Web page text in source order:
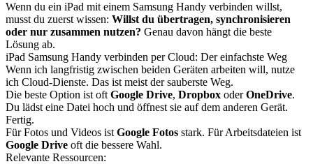
Wenn du ein iPad mit einem Samsung Handy verbinden willst,
musst du zuerst wissen: Willst du übertragen, synchronisieren
oder nur zusammen nutzen? Genau davon hängt die beste
Lösung ab.
iPad Samsung Handy verbinden per Cloud: Der einfachste Weg
Wenn ich langfristig zwischen beiden Geräten arbeiten will, nutze
ich Cloud-Dienste. Das ist meist der sauberste Weg.
Die beste Option ist oft Google Drive, Dropbox oderOneDrive.
Du lädst eine Datei hoch und öffnest sie auf dem anderen Gerät.
Fertig.
Für Fotos und Videos ist Google Fotos stark. Für Arbeitsdateien ist
Google Drive oft die bessere Wahl.
Relevante Ressourcen: